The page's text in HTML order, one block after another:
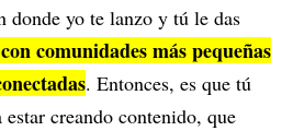
donde yo te lanzo y tú le das
comunidades más pequeñas
. Entonces, es que tú
creando contenido, que